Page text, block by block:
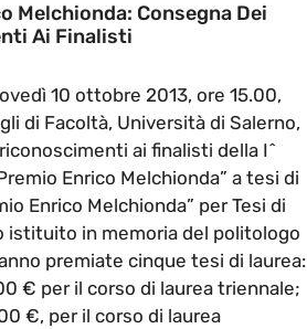
Melchionda: Consegna Dei
Ai Finalisti
10 ottobre 2013, ore 15.00,
di Facoltà, Università di Salerno,
ai finalisti della I^
Enrico Melchionda” a tesi di
Enrico Melchionda” per Tesi di
istituito in memoria del politologo
premiate cinque tesi di laurea:
€ per il corso di laurea triennale;
€, per il corso di laurea